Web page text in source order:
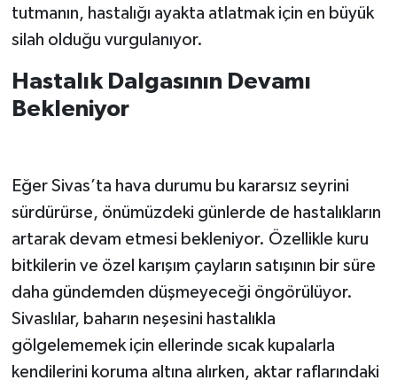
tutmanın, hastalığı ayakta atlatmak için en büyük
silah olduğu vurgulanıyor.
Hastalık Dalgasının Devamı
Bekleniyor
Eğer Sivas’ta hava durumu bu kararsız seyrini
sürdürürse, önümüzdeki günlerde de hastalıkların
artarak devam etmesi bekleniyor. Özellikle kuru
bitkilerin ve özel karışım çayların satışının bir süre
daha gündemden düşmeyeceği öngörülüyor.
Sivaslılar, baharın neşesini hastalıkla
gölgelememek için ellerinde sıcak kupalarla
kendilerini koruma altına alırken, aktar raflarındaki